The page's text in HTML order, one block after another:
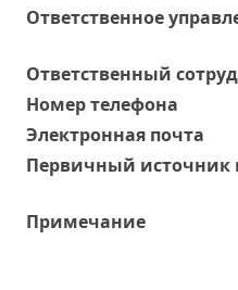
Ответственное
Oтветственный
Номер телефона
Электронная почта
Первичный
Примечание